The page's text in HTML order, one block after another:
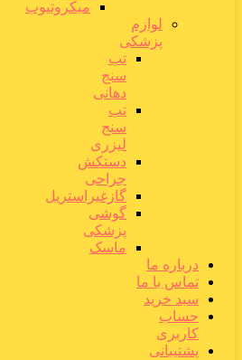
میکروتیوب
لوازم
پزشکی
تب
سنج
دهانی
تب
سنج
لیزری
دستکش
جراحی
گازغیراستریل
گوشی
پزشکی
ماسک
درباره ما
تماس با ما
سبد خرید
حساب
کاربری
پشتیبانی